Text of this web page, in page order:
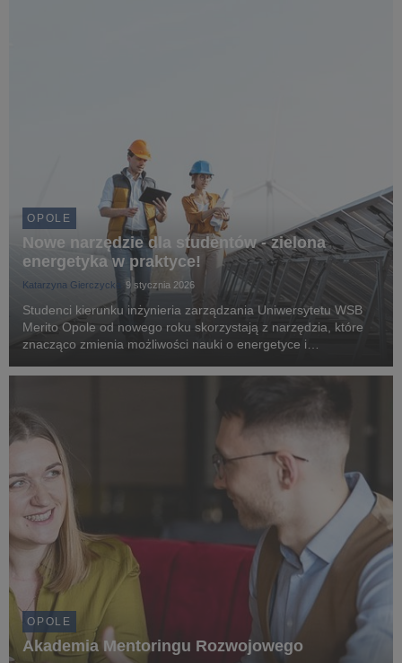
OPOLE
Nowe narzędzie dla studentów - zielona
energetyka w praktyce!
Katarzyna Gierczycka 9 stycznia 2026
Studenci kierunku inżynieria zarządzania Uniwersytetu WSB
Merito Opole od nowego roku skorzystają z narzędzia, które
znacząco zmienia możliwości nauki o energetyce i
ENERGY EMULATOR - rozwiązanie pozwalające prowadzić ...
OPOLE
Akademia Mentoringu Rozwojowego ​